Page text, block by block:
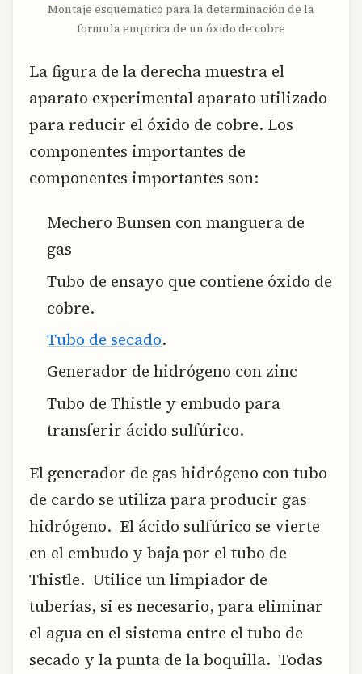
Montaje esquematico para la determinación de la
formula empirica de un óxido de cobre
La figura de la derecha muestra el
aparato experimental aparato utilizado
para reducir el óxido de cobre. Los
componentes importantes de
componentes importantes son:
Mechero Bunsen con manguera de
gas
Tubo de ensayo que contiene óxido de
cobre.
Tubo de secado.
Generador de hidrógeno con zinc
Tubo de Thistle y embudo para
transferir ácido sulfúrico.
El generador de gas hidrógeno con tubo
de cardo se utiliza para producir gas
hidrógeno. El ácido sulfúrico se vierte
en el embudo y baja por el tubo de
Thistle. Utilice un limpiador de
tuberías, si es necesario, para eliminar
el agua en el sistema entre el tubo de
secado y la punta de la boquilla. Todas